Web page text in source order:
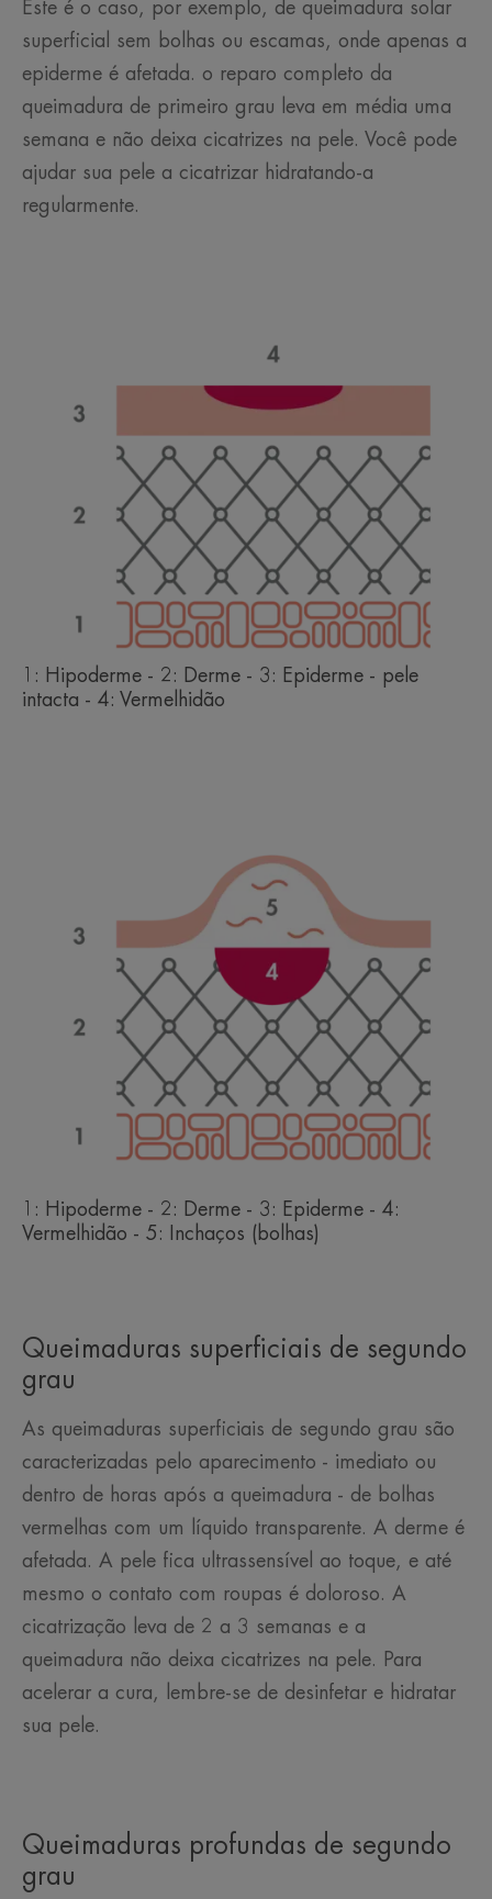
Este é o caso, por exemplo, de queimadura solar
superficial sem bolhas ou escamas, onde apenas a
epiderme é afetada. o reparo completo da
queimadura de primeiro grau leva em média uma
semana e não deixa cicatrizes na pele. Você pode
ajudar sua pele a cicatrizar hidratando-a
regularmente.
1: Hipoderme - 2: Derme - 3: Epiderme - pele
intacta - 4: Vermelhidão
1: Hipoderme - 2: Derme - 3: Epiderme - 4:
Vermelhidão - 5: Inchaços (bolhas)
Queimaduras superficiais de segundo
grau
As queimaduras superficiais de segundo grau são
caracterizadas pelo aparecimento - imediato ou
dentro de horas após a queimadura - de bolhas
vermelhas com um líquido transparente. A derme é
afetada. A pele fica ultrassensível ao toque, e até
mesmo o contato com roupas é doloroso. A
cicatrização leva de 2 a 3 semanas e a
queimadura não deixa cicatrizes na pele. Para
acelerar a cura, lembre-se de desinfetar e hidratar
sua pele.
Queimaduras profundas de segundo
grau